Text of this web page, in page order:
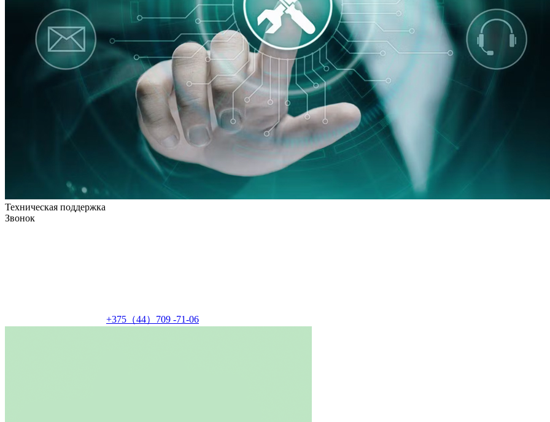
Техническая поддержка
Звонок
+375（44）709 -71-06